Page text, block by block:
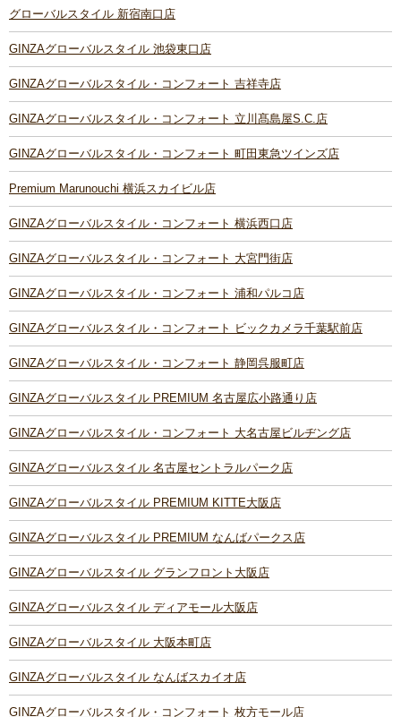
グローバルスタイル 新宿南口店
GINZAグローバルスタイル 池袋東口店
GINZAグローバルスタイル・コンフォート 吉祥寺店
GINZAグローバルスタイル・コンフォート 立川髙島屋S.C.店
GINZAグローバルスタイル・コンフォート 町田東急ツインズ店
Premium Marunouchi 横浜スカイビル店
GINZAグローバルスタイル・コンフォート 横浜西口店
GINZAグローバルスタイル・コンフォート 大宮門街店
GINZAグローバルスタイル・コンフォート 浦和パルコ店
GINZAグローバルスタイル・コンフォート ビックカメラ千葉駅前店
GINZAグローバルスタイル・コンフォート 静岡呉服町店
GINZAグローバルスタイル PREMIUM 名古屋広小路通り店
GINZAグローバルスタイル・コンフォート 大名古屋ビルヂング店
GINZAグローバルスタイル 名古屋セントラルパーク店
GINZAグローバルスタイル PREMIUM KITTE大阪店
GINZAグローバルスタイル PREMIUM なんばパークス店
GINZAグローバルスタイル グランフロント大阪店
GINZAグローバルスタイル ディアモール大阪店
GINZAグローバルスタイル 大阪本町店
GINZAグローバルスタイル なんばスカイオ店
GINZAグローバルスタイル・コンフォート 枚方モール店